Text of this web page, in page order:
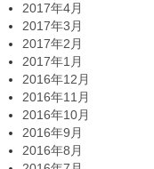
2017年4月
2017年3月
2017年2月
2017年1月
2016年12月
2016年11月
2016年10月
2016年9月
2016年8月